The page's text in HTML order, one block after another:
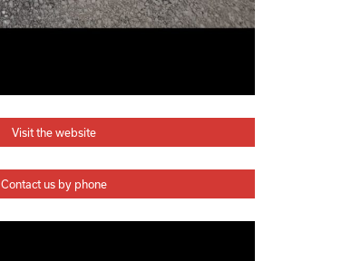
Visit the website
Contact us by phone